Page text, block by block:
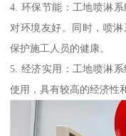
4. 环保节能：工地喷淋
对环境友好。同时，喷
保护施工人员的健康。
5. 经济实用：工地喷淋
使用，具有较高的经济性